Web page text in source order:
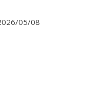
05/08